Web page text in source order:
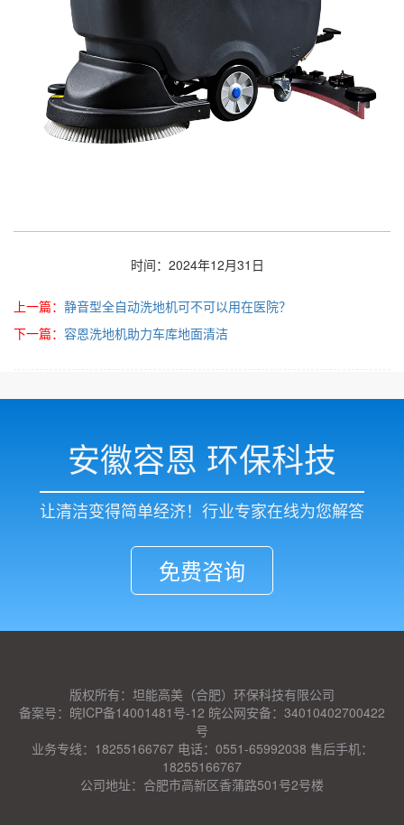
时间：2024年12月31日
上一篇： 静音型全自动洗地机可不可以用在医院？
下一篇： 容恩洗地机助力车库地面清洁
安徽容恩 环保科技
让清洁变得简单经济！行业专家在线为您解答
免费咨询
版权所有：坦能高美（合肥）环保科技有限公司
备案号：皖ICP备14001481号-12 皖公网安备：34010402700422
号
业务专线：18255166767 电话：0551-65992038 售后手机：
18255166767
公司地址：合肥市高新区香蒲路501号2号楼